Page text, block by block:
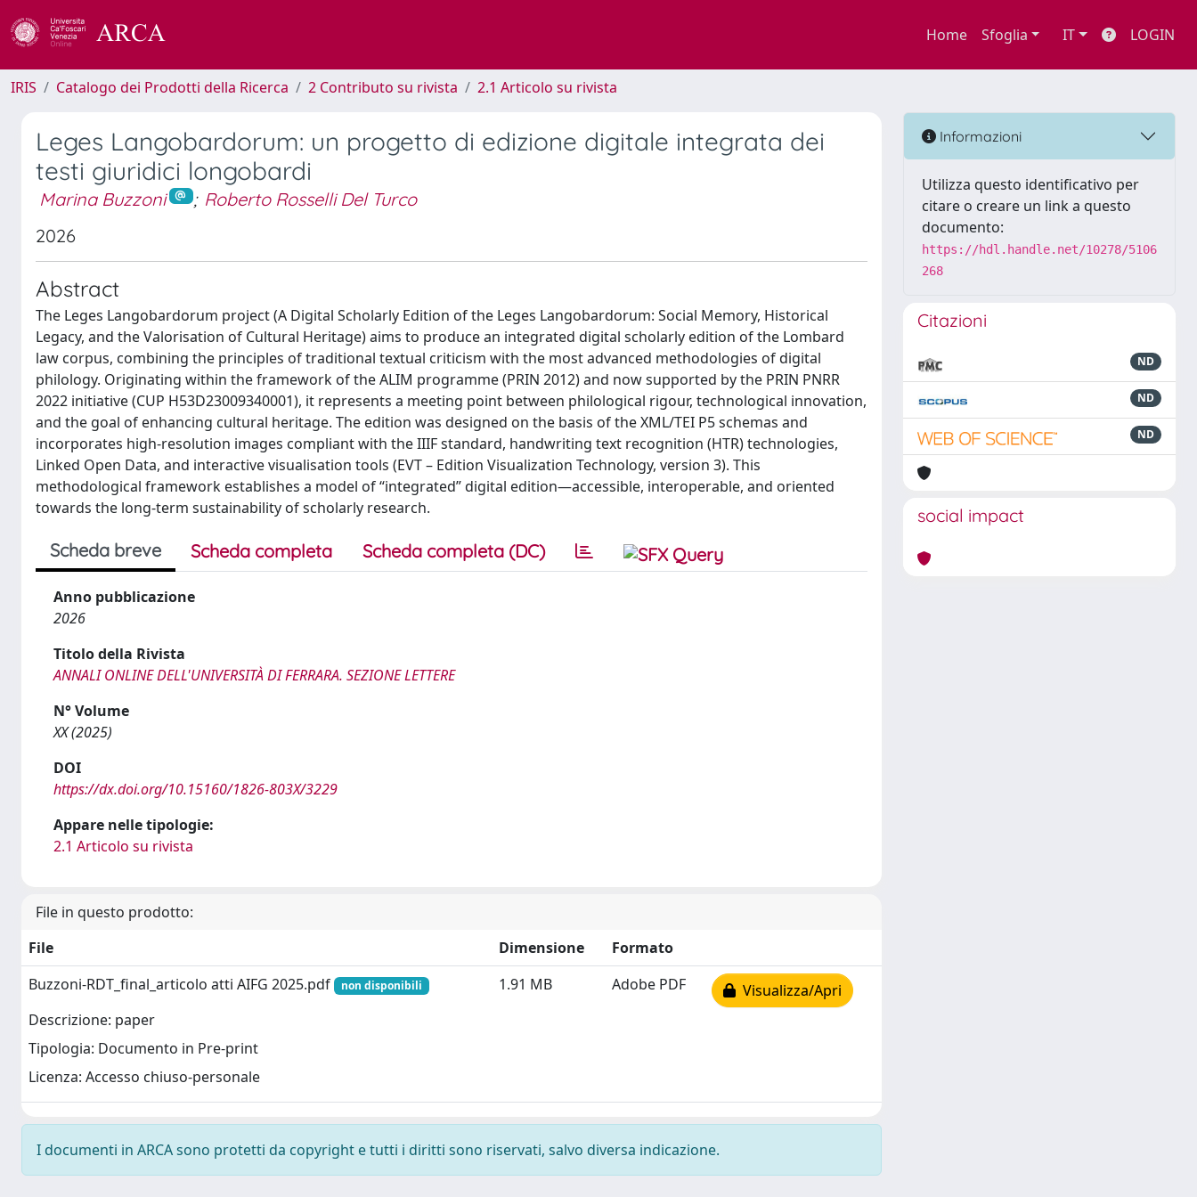
Home Sfoglia IT LOGIN
IRIS Catalogo dei Prodotti della Ricerca 2 Contributo su rivista 2.1 Articolo su rivista
Leges Langobardorum: un progetto di edizione digitale integrata dei
testi giuridici longobardi
Marina Buzzoni ; Roberto Rosselli Del Turco
2026
Abstract
The Leges Langobardorum project (A Digital Scholarly Edition of the Leges Langobardorum: Social Memory, Historical
Legacy, and the Valorisation of Cultural Heritage) aims to produce an integrated digital scholarly edition of the Lombard
law corpus, combining the principles of traditional textual criticism with the most advanced methodologies of digital
philology. Originating within the framework of the ALIM programme (PRIN 2012) and now supported by the PRIN PNRR
2022 initiative (CUP H53D23009340001), it represents a meeting point between philological rigour, technological innovation,
and the goal of enhancing cultural heritage. The edition was designed on the basis of the XML/TEI P5 schemas and
incorporates high-resolution images compliant with the IIIF standard, handwriting text recognition (HTR) technologies,
Linked Open Data, and interactive visualisation tools (EVT – Edition Visualization Technology, version 3). This
methodological framework establishes a model of “integrated” digital edition—accessible, interoperable, and oriented
towards the long-term sustainability of scholarly research.
Scheda breve Scheda completa Scheda completa (DC)
Anno pubblicazione
2026
Titolo della Rivista
ANNALI ONLINE DELL'UNIVERSITÀ DI FERRARA. SEZIONE LETTERE
N° Volume
XX (2025)
DOI
https://dx.doi.org/10.15160/1826-803X/3229
Appare nelle tipologie:
2.1 Articolo su rivista
File in questo prodotto:
File
Dimensione
Formato
Buzzoni-RDT_final_articolo atti AIFG 2025.pdf
non disponibili
Descrizione: paper
Tipologia: Documento in Pre-print
Licenza: Accesso chiuso-personale
1.91 MB Adobe PDF Visualizza/Apri
I documenti in ARCA sono protetti da copyright e tutti i diritti sono riservati, salvo diversa indicazione.
Informazioni
Utilizza questo identificativo per
citare o creare un link a questo
documento:
https://hdl.handle.net/10278/5106
268
Citazioni
ND
ND
ND
social impact